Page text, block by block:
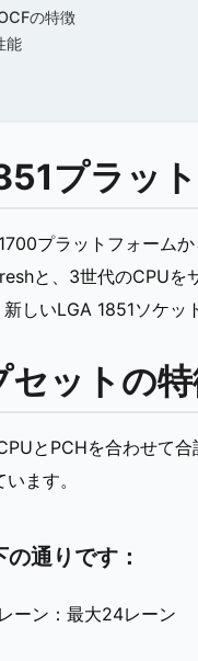
の特徴
能
プラッ
プラットフォーム
と、3世代のCPUを
しいLGA 1851ソケッ
ットの
とPCHを合わせて
ます。
通りです：
ーン：最大24レーン